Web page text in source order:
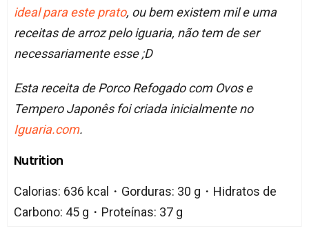
ideal para este prato, ou bem existem mil e uma
receitas de arroz pelo iguaria, não tem de ser
necessariamente esse ;D
Esta receita de Porco Refogado com Ovos e
Tempero Japonês foi criada inicialmente no
Iguaria.com.
Nutrition
Calorias: 636 kcal・Gorduras: 30 g・Hidratos de
Carbono: 45 g・Proteínas: 37 g